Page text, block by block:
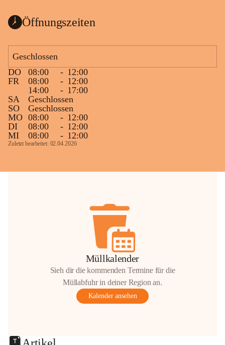
Öffnungszeiten
Geschlossen
DO
08:00 - 12:00
FR
08:00 - 12:00
14:00
- 17:00
SA
Geschlossen
SO
Geschlossen
MO 08:00 - 12:00
DI
08:00 - 12:00
MI
08:00 - 12:00
Zuletzt bearbeitet: 02.04.2026
Müllkalender
Sieh dir die kommenden Termine für die
Müllabfuhr in deiner Region an.
Kalender ansehen